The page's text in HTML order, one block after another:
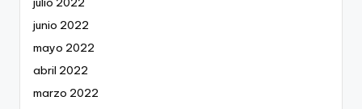
junio 2022
mayo 2022
abril 2022
marzo 2022